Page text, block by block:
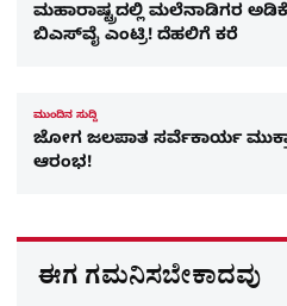
ಮಹಾರಾಷ್ಟ್ರದಲ್ಲಿ ಮಲೆನಾಡಿಗರ
ಬಿಎಸ್​ವೈ ಎಂಟ್ರಿ! ದೆಹಲಿಗೆ ಕರೆ
ಮುಂದಿನ ಸುದ್ದಿ
ಜೋಗ ಜಲಪಾತ ಸರ್ವೆಕಾರ್ಯ
ಆರಂಭ!
ಈಗ ಗಮನಿಸಬೇಕಾದವು